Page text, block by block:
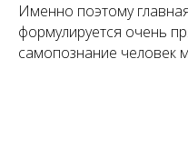
Именно поэтому
формулируется очень
самопознание человек